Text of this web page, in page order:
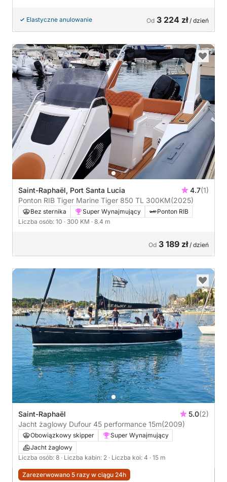
Elastyczne anulowanie Od 3 224 zł/ dzień
Saint-Raphaël, Port Santa Lucia 4.7(1)
Ponton RIB Tiger Marine Tiger 850 TL 300KM(2025)
Bez sternika Super Wynajmujący
Ponton RIB
Liczba osób: 10 · 300 KM · 8.4 m
Od 3 189 zł/ dzień
Saint-Raphaël 5.0(2)
Jacht żaglowy Dufour 45 performance 15m(2009)
Obowiązkowy skipper
Super Wynajmujący
Jacht żaglowy
Liczba osób: 8 · Liczba kabin: 2 · Liczba koi: 4 · 15 m
Zarezerwowano 5 razy w ciągu 24h